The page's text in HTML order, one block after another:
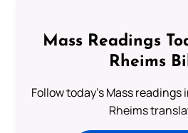
Mass Readings
Rheims
Follow today's Mass readings
Rheims